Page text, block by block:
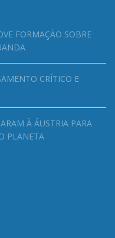
FORMAÇÃO SOBRE
CRÍTICO E
À ÁUSTRIA PARA
PLANETA